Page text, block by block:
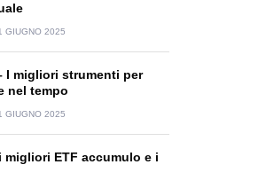
GIUGNO 2025
I migliori strumenti per
nel tempo
GIUGNO 2025
migliori ETF accumulo e i